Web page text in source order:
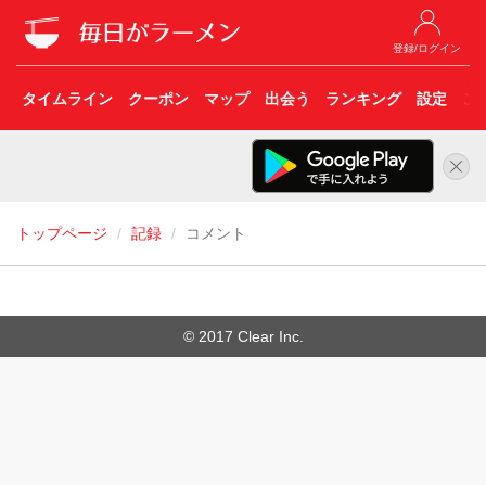
登録/ログイン
タイムライン クーポン マップ 出会う ランキング 設定 こ
トップページ 記録 コメント
© 2017 Clear Inc.